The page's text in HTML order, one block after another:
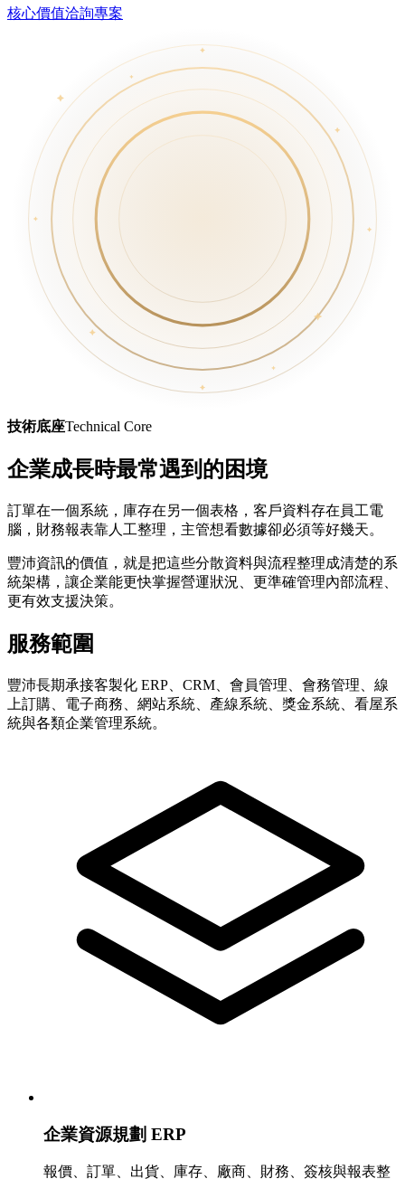
核心價值洽詢專案
技術底座Technical Core
企業成長時最常遇到的困境
訂單在一個系統，庫存在另一個表格，客戶資料存在員工電
腦，財務報表靠人工整理，主管想看數據卻必須等好幾天。
豐沛資訊的價值，就是把這些分散資料與流程整理成清楚的系
統架構，讓企業能更快掌握營運狀況、更準確管理內部流程、
更有效支援決策。
服務範圍
豐沛長期承接客製化 ERP、CRM、會員管理、會務管理、線
上訂購、電子商務、網站系統、產線系統、獎金系統、看屋系
統與各類企業管理系統。
企業資源規劃 ERP
報價、訂單、出貨、庫存、廠商、財務、簽核與報表整